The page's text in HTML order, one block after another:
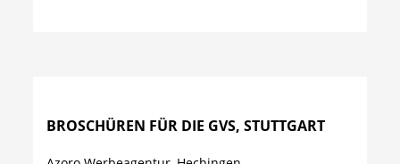
BROSCHÜREN FÜR DIE GVS, STUTTGART